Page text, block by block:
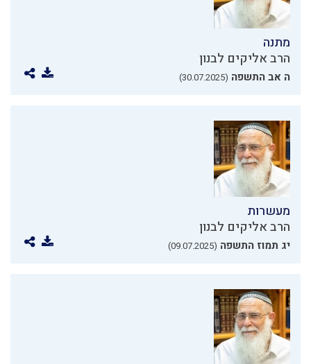
מתנה
הרב אליקים לבנון
ה אב התשפה (30.07.2025)
מעשרות
הרב אליקים לבנון
יג תמוז התשפה (09.07.2025)